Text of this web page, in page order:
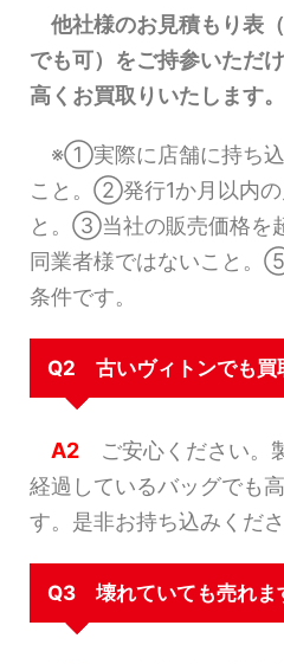
他社様のお見積もり表
でも可）をご持参いただ
高くお買取りいたします
※①実際に店舗に持ち込
こと。②発行1か月以内の
と。③当社の販売価格を
同業者様ではないこと。
条件です。
Q2 古いヴィトンでも買
A2 ご安心ください。
経過しているバッグでも
す。是非お持ち込みくださ
Q3 壊れていても売れま